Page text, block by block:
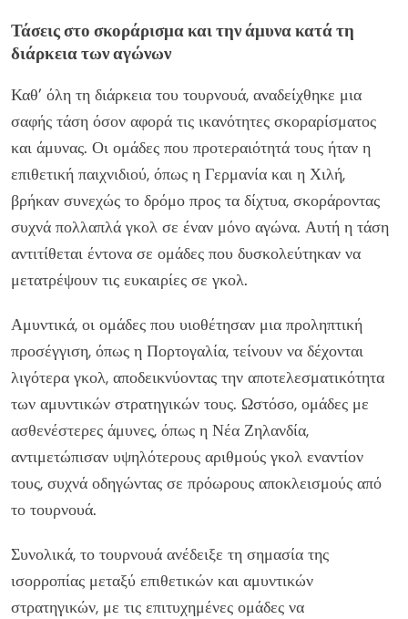
Τάσεις στο σκοράρισμα και την άμυνα κατά τη
διάρκεια των αγώνων
Καθ’ όλη τη διάρκεια του τουρνουά, αναδείχθηκε μια
σαφής τάση όσον αφορά τις ικανότητες σκοραρίσματος
και άμυνας. Οι ομάδες που προτεραιότητά τους ήταν η
επιθετική παιχνιδιού, όπως η Γερμανία και η Χιλή,
βρήκαν συνεχώς το δρόμο προς τα δίχτυα, σκοράροντας
συχνά πολλαπλά γκολ σε έναν μόνο αγώνα. Αυτή η τάση
αντιτίθεται έντονα σε ομάδες που δυσκολεύτηκαν να
μετατρέψουν τις ευκαιρίες σε γκολ.
Αμυντικά, οι ομάδες που υιοθέτησαν μια προληπτική
προσέγγιση, όπως η Πορτογαλία, τείνουν να δέχονται
λιγότερα γκολ, αποδεικνύοντας την αποτελεσματικότητα
των αμυντικών στρατηγικών τους. Ωστόσο, ομάδες με
ασθενέστερες άμυνες, όπως η Νέα Ζηλανδία,
αντιμετώπισαν υψηλότερους αριθμούς γκολ εναντίον
τους, συχνά οδηγώντας σε πρόωρους αποκλεισμούς από
το τουρνουά.
Συνολικά, το τουρνουά ανέδειξε τη σημασία της
ισορροπίας μεταξύ επιθετικών και αμυντικών
στρατηγικών, με τις επιτυχημένες ομάδες να